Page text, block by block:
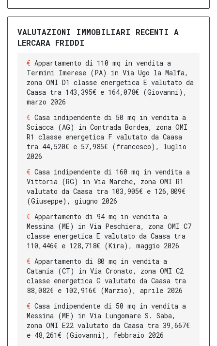
VALUTAZIONI IMMOBILIARI RECENTI A
LERCARA FRIDDI
Appartamento di 110 mq in vendita a
Termini Imerese (PA) in Via Ugo la Malfa,
zona OMI D1 classe energetica E valutato da
Caasa tra 143,395€ e 164,078€ (Giovanni),
marzo 2026
Casa indipendente di 50 mq in vendita a
Sciacca (AG) in Contrada Bordea, zona OMI
R1 classe energetica F valutato da Caasa
tra 44,520€ e 57,985€ (francesco), luglio
2026
Casa indipendente di 160 mq in vendita a
Vittoria (RG) in Via Marche, zona OMI R1
valutato da Caasa tra 103,905€ e 126,809€
(Giuseppe), giugno 2026
Appartamento di 94 mq in vendita a
Messina (ME) in Via Peschiera, zona OMI C7
classe energetica E valutato da Caasa tra
110,446€ e 128,718€ (Kira), maggio 2026
Appartamento di 80 mq in vendita a
Catania (CT) in Via Cronato, zona OMI C2
classe energetica G valutato da Caasa tra
88,082€ e 102,916€ (Marzio), aprile 2026
Casa indipendente di 50 mq in vendita a
Messina (ME) in Via Lungomare S. Saba,
zona OMI E22 valutato da Caasa tra 39,667€
e 48,261€ (Giovanni), febbraio 2026